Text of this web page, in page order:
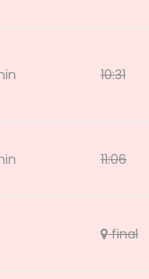
10:31
11:06
final